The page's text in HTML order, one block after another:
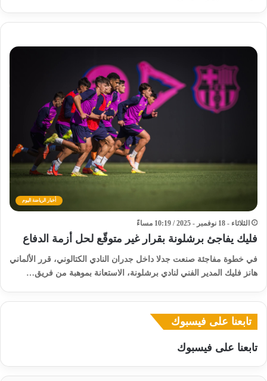
أخبار الرياضة اليوم
الثلاثاء - 18 نوفمبر - 2025 / 10:19 مساءً
فليك يفاجئ برشلونة بقرار غير متوقّع لحل أزمة الدفاع
في خطوة مفاجئة صنعت جدلا داخل جدران النادي الكتالوني، قرر الألماني
هانز فليك المدير الفني لنادي برشلونة، الاستعانة بموهبة من فريق…
تابعنا على فيسبوك
تابعنا على فيسبوك